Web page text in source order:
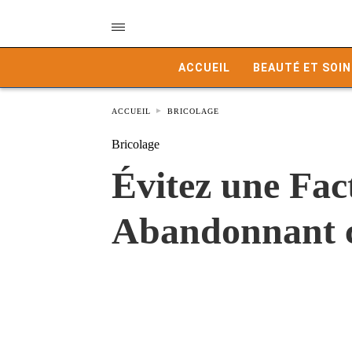
ACCUEIL BEAUTÉ ET SOIN
ACCUEIL BRICOLAGE
Bricolage
Évitez une
Abandonnant